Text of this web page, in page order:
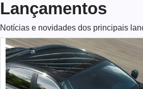
Lançamentos
Notícias e novidades dos principais